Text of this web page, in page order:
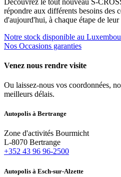
répondre aux différents besoins des
d'aujourd'hui, à chaque étape de leur
Notre stock disponible au
Nos Occasions garanties
Venez nous rendre visite
Ou laissez-nous vos coordonnées,
meilleurs délais.
Autopolis à Bertrange
Zone d'activités Bourmicht
L-8070 Bertrange
+352 43 96 96-2500
Autopolis à Esch-sur-Alzette